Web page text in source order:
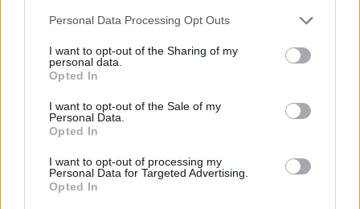
Please note that this website/app uses one or more Google
not limited to your visit or usage behaviour. You may click to
grant or deny consent to Google and its third-party tags to
use your data for below specified purposes in below Google
consent section.
Personal Data Processing Opt Outs
I want to opt-out of the Sharing of my
personal data.
Opted In
I want to opt-out of the Sale of my
Personal Data.
Opted In
I want to opt-out of processing my
Personal Data for Targeted Advertising.
Opted In
Ένοπλη επίθεση σε σχολείο στην
Ταϊλάνδη: Επτά νεκροί και 15
τραυματίες